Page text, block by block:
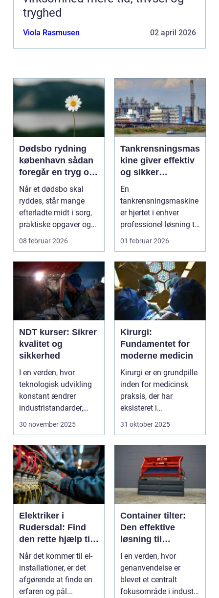
tryghed
Viola Rasmusen 02 april 2026
Dødsbo rydning
københavn sådan
foregår en tryg og
respektfuld
rydning
Når et dødsbo skal
ryddes, står mange
efterladte midt i sorg,
praktiske opgaver og
ofte også tidspre...
08 februar 2026
Tankrensningsmas
kine giver effektiv
og sikker
rengøring af tanke
En
tankrensningsmaskine
er hjertet i enhver
professionel løsning til
rengøring af tank...
01 februar 2026
NDT kurser: Sikrer
kvalitet og
sikkerhed
I en verden, hvor
teknologisk udvikling
konstant ændrer
industristandarder,
bliver behovet for...
30 november 2025
Kirurgi:
Fundamentet for
moderne medicin
Kirurgi er en grundpille
inden for medicinsk
praksis, der har
eksisteret i
århundreder. Med ti...
31 oktober 2025
Elektriker i
Rudersdal: Find
den rette hjælp til
dine el-
installationer
Når det kommer til el-
installationer, er det
afgørende at finde en
erfaren og pål...
Container tilter:
Den effektive
løsning til
moderne
genanvendelsesin
dustri
I en verden, hvor
genanvendelse er
blevet et centralt
fokusområde i industri